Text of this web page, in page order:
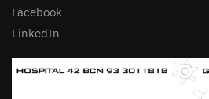
Facebook
LinkedIn